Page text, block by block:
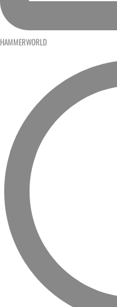
HAMMERWORLD